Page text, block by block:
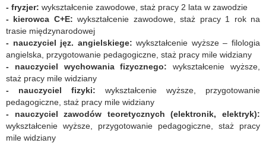
- fryzjer: wykształcenie zawodowe, staż pracy 2 lata w zawodzie
- kierowca C+E: wykształcenie zawodowe, staż pracy 1 rok na
trasie międzynarodowej
- nauczyciel jęz. angielskiege: wykształcenie wyższe – filologia
angielska, przygotowanie pedagogiczne, staż pracy mile widziany
- nauczyciel wychowania fizycznego: wykształcenie wyższe,
staż pracy mile widziany
- nauczyciel fizyki: wykształcenie wyższe, przygotowanie
pedagogiczne, staż pracy mile widziany
- nauczyciel zawodów teoretycznych (elektronik, elektryk):
wykształcenie wyższe, przygotowanie pedagogiczne, staż pracy
mile widziany